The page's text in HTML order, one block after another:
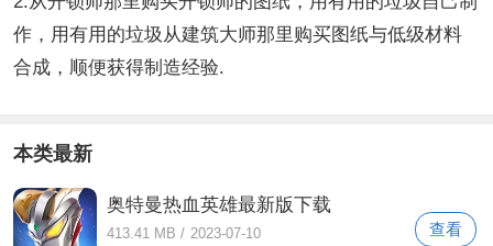
作，用有用的垃圾从建筑大师那里购买图纸与低级材料
合成，顺便获得制造经验.
本类最新
奥特曼热血英雄最新版下载
413.41 MB / 2023-07-10
查看